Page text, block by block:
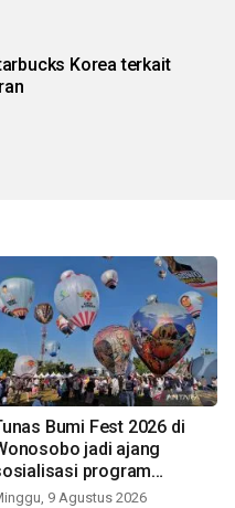
Korea terkait
Bumi Fest 2026 di
jadi ajang
program
lewat balon
9 Agustus 2026